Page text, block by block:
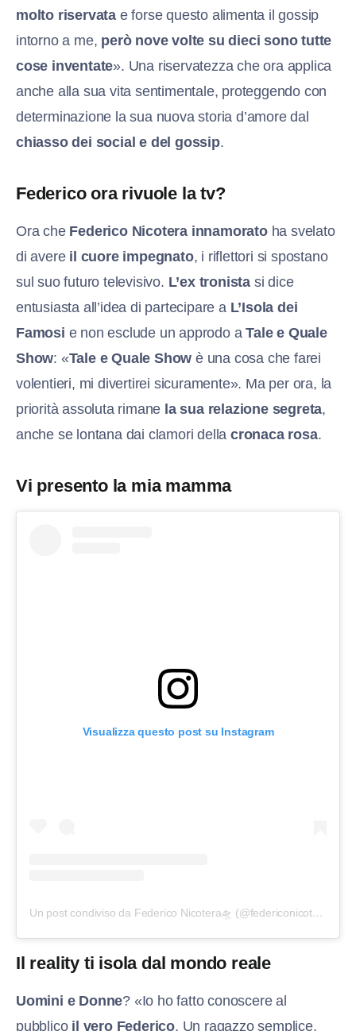
molto riservata e forse questo alimenta il gossip
intorno a me, però nove volte su dieci sono tutte
cose inventate». Una riservatezza che ora applica
anche alla sua vita sentimentale, proteggendo con
determinazione la sua nuova storia d’amore dal
chiasso dei social e del gossip.
Federico ora rivuole la tv?
Ora che Federico Nicotera innamoratoha svelato
di avere il cuore impegnato, i riflettori si spostano
sul suo futuro televisivo. L’ex tronista si dice
entusiasta all’idea di partecipare a L’Isola dei
Famosi e non esclude un approdo aTale e Quale
Show: «Tale e Quale Show è una cosa che farei
volentieri, mi divertirei sicuramente». Ma per ora, la
priorità assoluta rimane la sua relazione segreta,
anche se lontana dai clamori dellacronaca rosa.
Vi presento la mia mamma
Visualizza questo post su Instagram
Un post condiviso da Federico Nicotera🛸 (@federiconicotera1)
Il reality ti isola dal mondo reale
Uomini e Donne? «Io ho fatto conoscere al
pubblico il vero Federico. Un ragazzo semplice,